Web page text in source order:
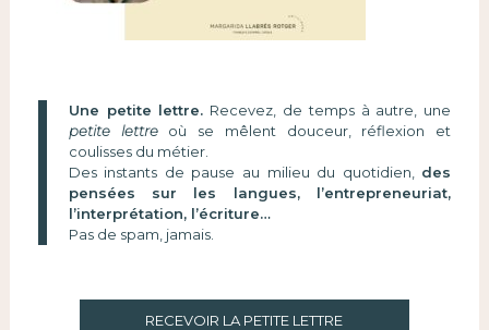
Une petite lettre. Recevez, de temps à autre, une
petite lettreoù se mêlent douceur, réflexion et
coulisses du métier.
Des instants de pause au milieu du quotidien, des
pensées sur les langues, l’entrepreneuriat,
l’interprétation, l’écriture…
Pas de spam, jamais.
RECEVOIR LA PETITE LETTRE